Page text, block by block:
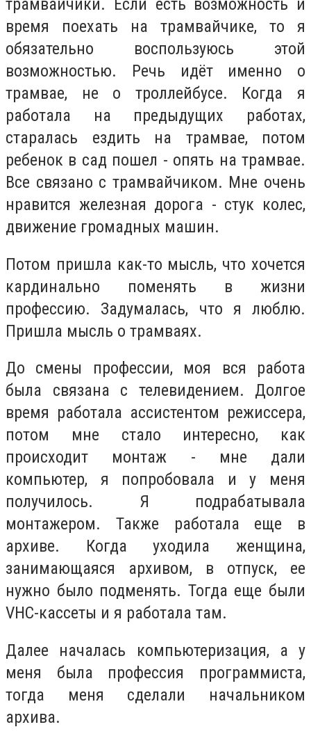
трамвайчики. Если есть возможность и
время поехать на трамвайчике, то я
обязательно воспользуюсь этой
возможностью. Речь идёт именно о
трамвае, не о троллейбусе. Когда я
работала на предыдущих работах,
старалась ездить на трамвае, потом
ребенок в сад пошел - опять на трамвае.
Все связано с трамвайчиком. Мне очень
нравится железная дорога - стук колес,
движение громадных машин.
Потом пришла как-то мысль, что хочется
кардинально поменять в жизни
профессию. Задумалась, что я люблю.
Пришла мысль о трамваях.
До смены профессии, моя вся работа
была связана с телевидением. Долгое
время работала ассистентом режиссера,
потом мне стало интересно, как
происходит монтаж - мне дали
компьютер, я попробовала и у меня
получилось. Я подрабатывала
монтажером. Также работала еще в
архиве. Когда уходила женщина,
занимающаяся архивом, в отпуск, ее
нужно было подменять. Тогда еще были
VHC-кассеты и я работала там.
Далее началась компьютеризация, а у
меня была профессия программиста,
тогда меня сделали начальником
архива.